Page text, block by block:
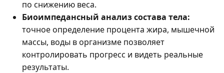
по снижению веса.
Биоимпедансный анализ состава тела:
точное определение процента жира, мышечной
массы, воды в организме позволяет
контролировать прогресс и видеть реальные
результаты.